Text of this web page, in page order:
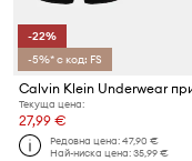
-22%
-5%* с код: FS
Текуща цена:
27,99 €
Редовна цена:47,90 €
Най-ниска цена:35,99 €